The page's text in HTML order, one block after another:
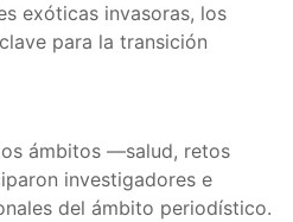
exóticas invasoras, los
para la transición
ámbitos —salud, retos
investigadores e
del ámbito periodístico.